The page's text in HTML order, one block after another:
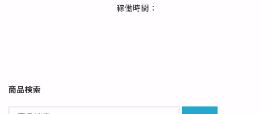
稼働時間：
商品検索